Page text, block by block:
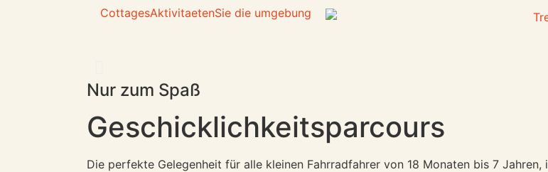
CottagesAktivitaetenSie die umgebung
Nur zum Spaß
Geschicklichkeitsparcours
Die perfekte Gelegenheit für alle kleinen Fahrradfahrer von 18 Monaten bis 7